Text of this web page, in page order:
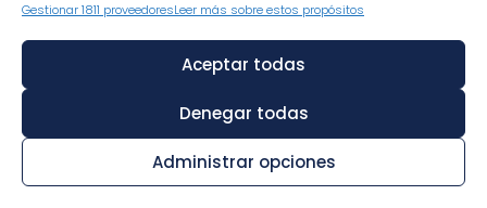
Gestionar 1811 proveedoresLeer más sobre estos propósitos
Aceptar todas
Denegar todas
Administrar opciones
hola@solucionamideuda.es
THE FINTECH LABORATORY, S.L.U, con domicilio social en PASEO